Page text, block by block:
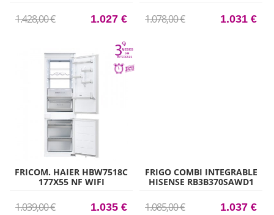
1.428,00 € 1.027 € 1.078,00 € 1.031 €
FRICOM. HAIER HBW7518C
177X55 NF WIFI
1.039,00 € 1.035 €
FRIGO COMBI INTEGRABLE
HISENSE RB3B370SAWD1
1.085,00 € 1.037 €